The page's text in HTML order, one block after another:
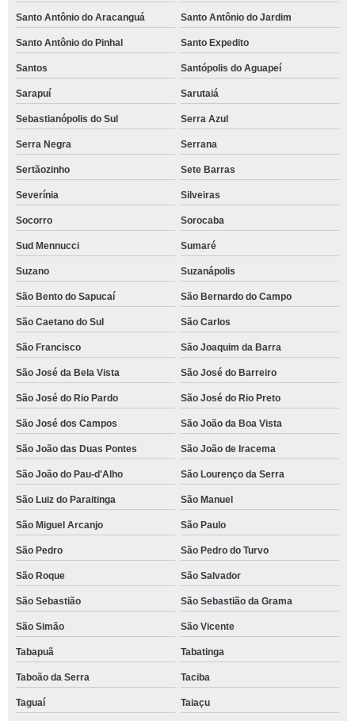
Santo Antônio do Aracanguá Santo Antônio do Jardim
Santo Antônio do Pinhal Santo Expedito
Santos Santópolis do Aguapeí
Sarapuí Sarutaiá
Sebastianópolis do Sul Serra Azul
Serra Negra Serrana
Sertãozinho Sete Barras
Severínia Silveiras
Socorro Sorocaba
Sud Mennucci Sumaré
Suzano Suzanápolis
São Bento do Sapucaí São Bernardo do Campo
São Caetano do Sul São Carlos
São Francisco São Joaquim da Barra
São José da Bela Vista São José do Barreiro
São José do Rio Pardo São José do Rio Preto
São José dos Campos São João da Boa Vista
São João das Duas Pontes São João de Iracema
São João do Pau-d'Alho São Lourenço da Serra
São Luiz do Paraitinga São Manuel
São Miguel Arcanjo São Paulo
São Pedro São Pedro do Turvo
São Roque São Salvador
São Sebastião São Sebastião da Grama
São Simão São Vicente
Tabapuã Tabatinga
Taboão da Serra Taciba
Taguaí Taiaçu